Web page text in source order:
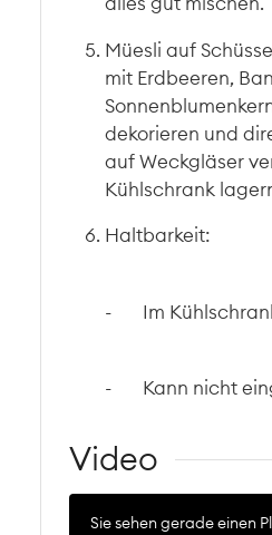
Müesli auf
mit Erdbeeren,
dekorieren und
auf Weckgläser
Kühlschrank
Haltbarkeit:
- Im
- Kann nicht
Video
Sie sehen gerade einen